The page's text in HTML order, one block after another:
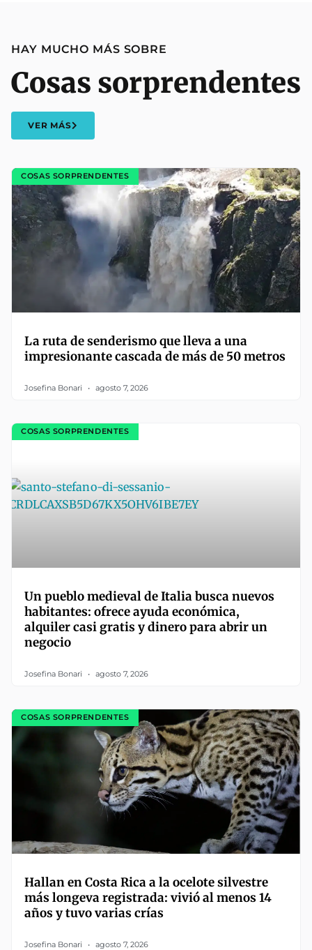
HAY MUCHO MÁS SOBRE
Cosas sorprendentes
VER MÁS
COSAS SORPRENDENTES
La ruta de senderismo que lleva a una
impresionante cascada de más de 50 metros
Josefina Bonari agosto 7, 2026
COSAS SORPRENDENTES
Un pueblo medieval de Italia busca nuevos
habitantes: ofrece ayuda económica,
alquiler casi gratis y dinero para abrir un
negocio
Josefina Bonari agosto 7, 2026
COSAS SORPRENDENTES
Hallan en Costa Rica a la ocelote silvestre
más longeva registrada: vivió al menos 14
años y tuvo varias crías
Josefina Bonari agosto 7, 2026